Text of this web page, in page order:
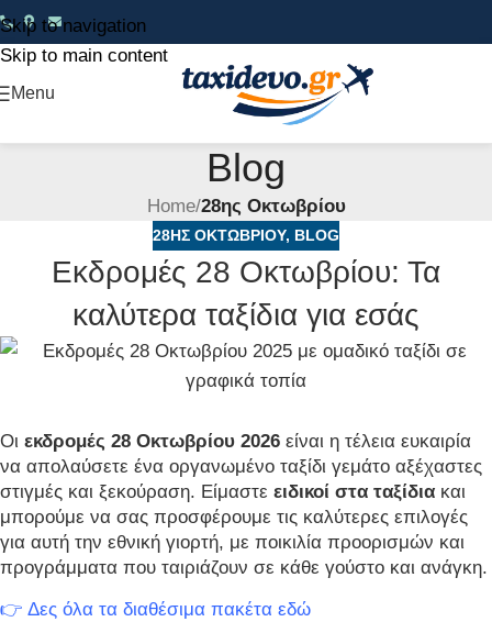
Skip to navigation
Skip to main content
Menu
Blog
Home/28ης Οκτωβρίου
28ΗΣ ΟΚΤΩΒΡΊΟΥ, BLOG
Εκδρομές 28 Οκτωβρίου: Τα
καλύτερα ταξίδια για εσάς
Οι εκδρομές 28 Οκτωβρίου 2026 είναι η τέλεια ευκαιρία
να απολαύσετε ένα οργανωμένο ταξίδι γεμάτο αξέχαστες
στιγμές και ξεκούραση. Είμαστε ειδικοί στα ταξίδια και
μπορούμε να σας προσφέρουμε τις καλύτερες επιλογές
για αυτή την εθνική γιορτή, με ποικιλία προορισμών και
προγράμματα που ταιριάζουν σε κάθε γούστο και ανάγκη.
👉 Δες όλα τα διαθέσιμα πακέτα εδώ